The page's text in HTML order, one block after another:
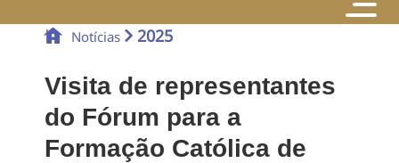
Notícias 2025
Visita de representantes
do Fórum para a
Formação Católica de